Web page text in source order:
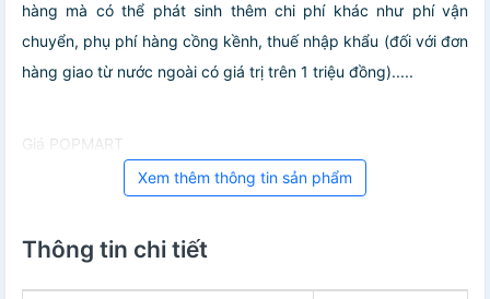
hàng mà có thể phát sinh thêm chi phí khác như phí vận
chuyển, phụ phí hàng cồng kềnh, thuế nhập khẩu (đối với đơn
hàng giao từ nước ngoài có giá trị trên 1 triệu đồng).....
Giá POPMART
Xem thêm thông tin sản phẩm
Thông tin chi tiết